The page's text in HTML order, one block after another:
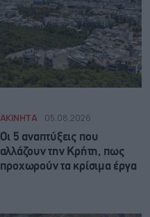
ΑΚΙΝΗΤΑ 05.08.2026
Οι 5 αναπτύξεις που
αλλάζουν την Κρήτη, πως
προχωρούν τα κρίσιμα έργα